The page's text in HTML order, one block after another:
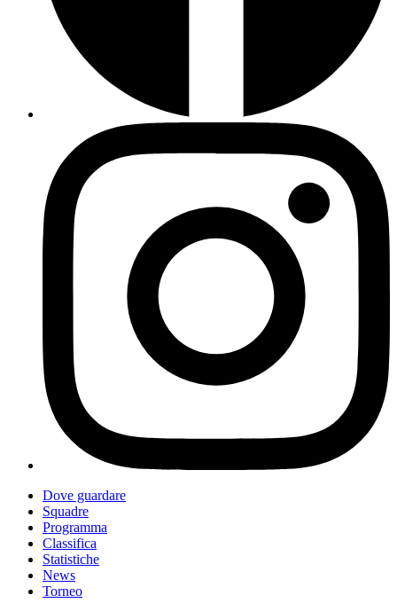
Dove guardare
Squadre
Programma
Classifica
Statistiche
News
Torneo